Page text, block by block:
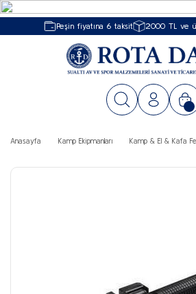
Peşin fiyatına 6 taksit 2000 TL ve
Anasayfa Kamp Ekipmanları Kamp & El & Kafa